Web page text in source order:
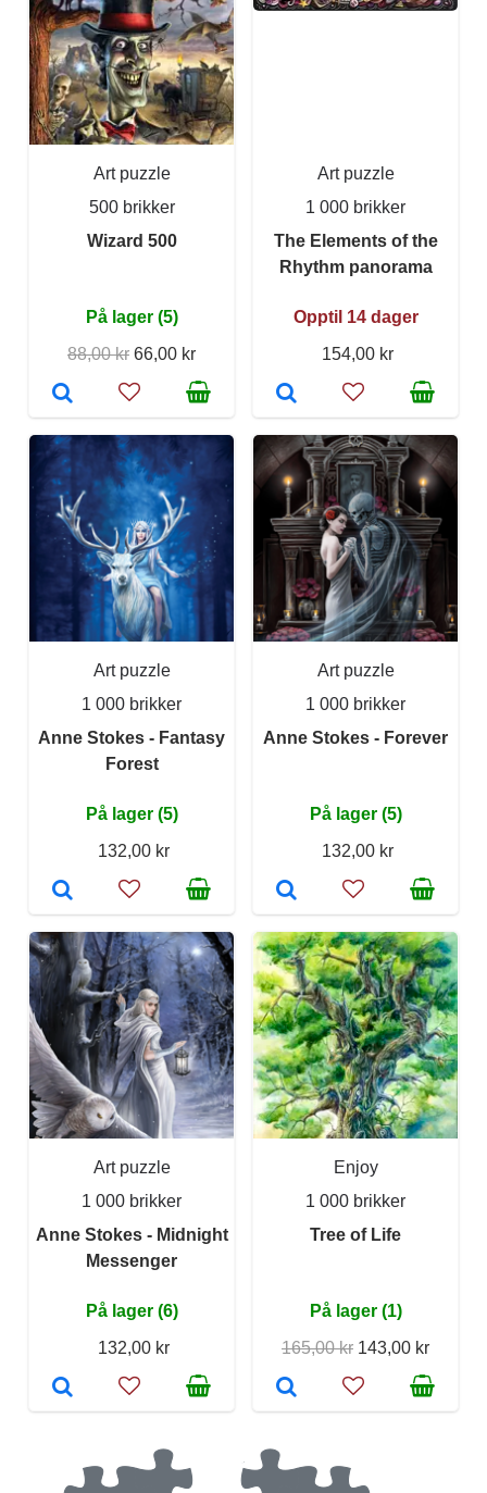
Art puzzle
500 brikker
Wizard 500
På lager (5)
88,00 kr 66,00 kr
Art puzzle
1 000 brikker
The Elements of the
Rhythm panorama
Opptil 14 dager
154,00 kr
Art puzzle
1 000 brikker
Anne Stokes - Fantasy
Forest
På lager (5)
132,00 kr
Art puzzle
1 000 brikker
Anne Stokes - Forever
På lager (5)
132,00 kr
Art puzzle
1 000 brikker
Anne Stokes - Midnight
Messenger
På lager (6)
132,00 kr
Enjoy
1 000 brikker
Tree of Life
På lager (1)
165,00 kr 143,00 kr